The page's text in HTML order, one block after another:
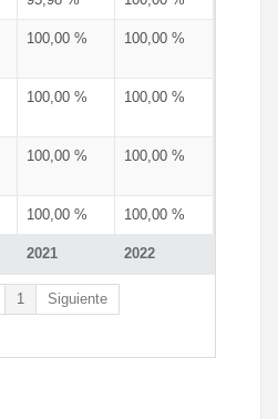
2021 2022
100,00 % 100,00 %
100,00 % 100,00 %
100,00 % 100,00 %
100,00 % 100,00 %
1 Siguiente